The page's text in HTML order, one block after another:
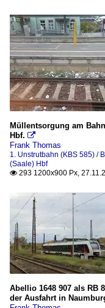
Müllentsorgung am
Hbf. 
Frank Thomas
1. Unstrutbahn (KBS 585) /
(Saale) Hbf
 293 1200x900 Px,
Abellio 1648 907 als RB
der Ausfahrt in